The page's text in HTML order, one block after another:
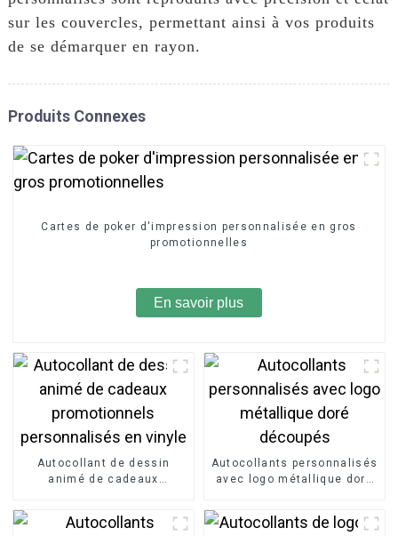
sur les couvercles, permettant ainsi à vos produits
de se démarquer en rayon.
Produits Connexes
Cartes de poker d'impression personnalisée en gros
promotionnelles
En savoir plus
Autocollant de dessin
animé de cadeaux
Autocollants personnalisés
avec logo métallique doré